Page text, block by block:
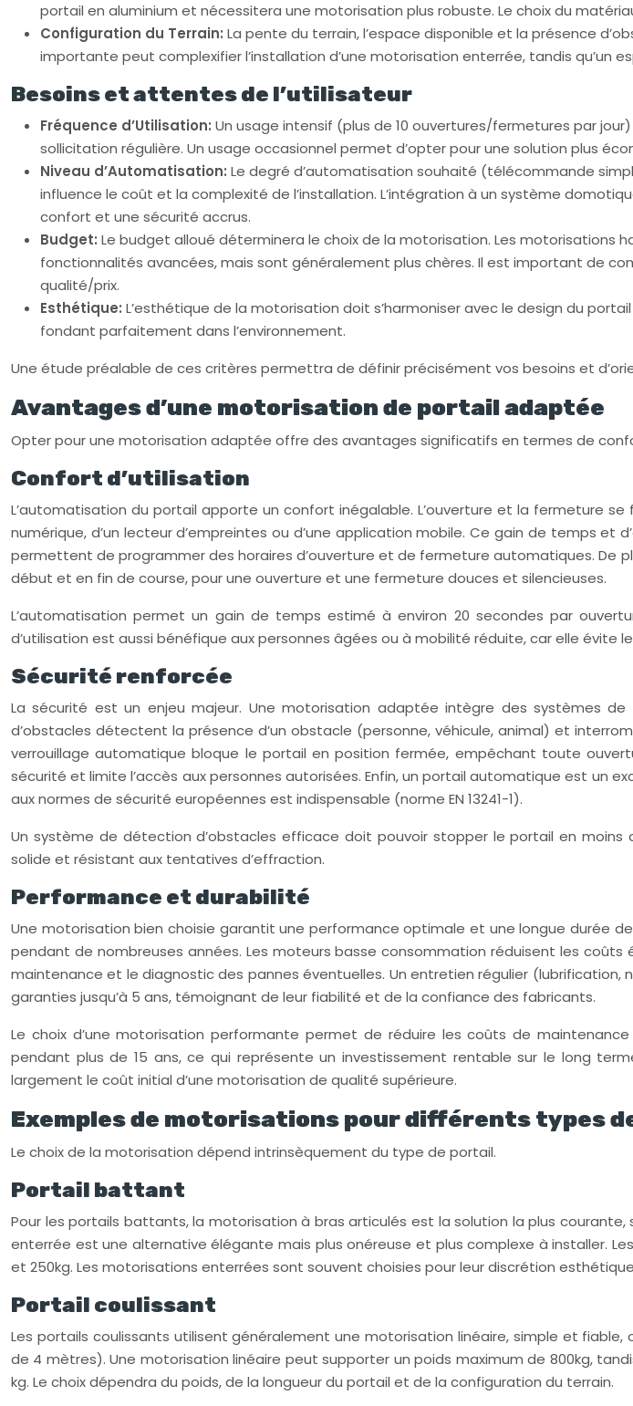
portail en aluminium et nécessitera une motorisation plus robuste. Le choix du
Configuration du Terrain: La pente du terrain, l’espace disponible et la présence
importante peut complexifier l’installation d’une motorisation enterrée, tandis
Besoins et attentes de l’utilisateur
Fréquence d’Utilisation: Un usage intensif (plus de 10 ouvertures/fermetures par
sollicitation régulière. Un usage occasionnel permet d’opter pour une solution plus
Niveau d’Automatisation: Le degré d’automatisation souhaité (télécommande
influence le coût et la complexité de l’installation. L’intégration à un système
confort et une sécurité accrus.
Budget: Le budget alloué déterminera le choix de la motorisation. Les
fonctionnalités avancées, mais sont généralement plus chères. Il est important de
qualité/prix.
Esthétique: L’esthétique de la motorisation doit s’harmoniser avec le design du
fondant parfaitement dans l’environnement.
Une étude préalable de ces critères permettra de définir précisément vos besoins et
Avantages d’une motorisation de portail adaptée
Opter pour une motorisation adaptée offre des avantages significatifs en termes de
Confort d’utilisation
L’automatisation du portail apporte un confort inégalable. L’ouverture et la fermeture
numérique, d’un lecteur d’empreintes ou d’une application mobile. Ce gain de temps
permettent de programmer des horaires d’ouverture et de fermeture automatiques. De
début et en fin de course, pour une ouverture et une fermeture douces et silencieuses.
L’automatisation permet un gain de temps estimé à environ 20 secondes par
d’utilisation est aussi bénéfique aux personnes âgées ou à mobilité réduite, car elle évite
Sécurité renforcée
La sécurité est un enjeu majeur. Une motorisation adaptée intègre des systèmes
d’obstacles détectent la présence d’un obstacle (personne, véhicule, animal) et
verrouillage automatique bloque le portail en position fermée, empêchant toute
sécurité et limite l’accès aux personnes autorisées. Enfin, un portail automatique est un
aux normes de sécurité européennes est indispensable (norme EN 13241-1).
Un système de détection d’obstacles efficace doit pouvoir stopper le portail en
solide et résistant aux tentatives d’effraction.
Performance et durabilité
Une motorisation bien choisie garantit une performance optimale et une longue durée
pendant de nombreuses années. Les moteurs basse consommation réduisent les
maintenance et le diagnostic des pannes éventuelles. Un entretien régulier
garanties jusqu’à 5 ans, témoignant de leur fiabilité et de la confiance des fabricants.
Le choix d’une motorisation performante permet de réduire les coûts de
pendant plus de 15 ans, ce qui représente un investissement rentable sur le long
largement le coût initial d’une motorisation de qualité supérieure.
Exemples de motorisations pour différents types
Le choix de la motorisation dépend intrinsèquement du type de portail.
Portail battant
Pour les portails battants, la motorisation à bras articulés est la solution la plus
enterrée est une alternative élégante mais plus onéreuse et plus complexe à installer.
et 250kg. Les motorisations enterrées sont souvent choisies pour leur discrétion
Portail coulissant
Les portails coulissants utilisent généralement une motorisation linéaire, simple et
de 4 mètres). Une motorisation linéaire peut supporter un poids maximum de 800kg,
kg. Le choix dépendra du poids, de la longueur du portail et de la configuration du terrain.